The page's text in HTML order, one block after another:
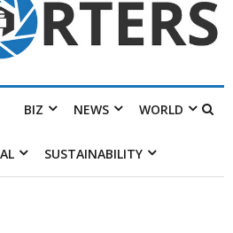
BIZ NEWS WORLD
SUSTAINABILITY